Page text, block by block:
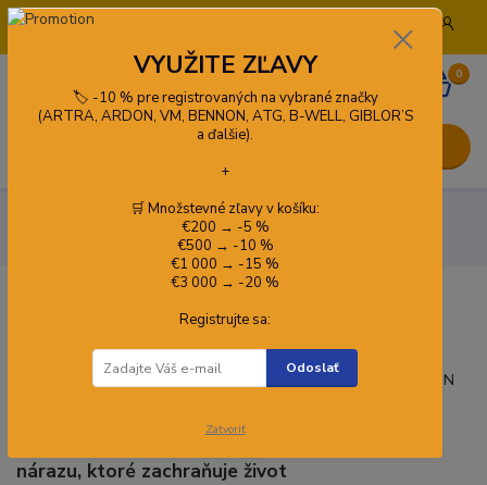
+421 908 772 919
0
Tlmiče a zachytávače pádu
Bezpečnostné Tlmiče pádu
nárazu, ktoré zachraňuje život
VYUŽITE ZĽAVY
🏷️ -10 % pre registrovaných na vybrané značky
(ARTRA, ARDON, VM, BENNON, ATG, B-WELL, GIBLOR’S
a ďalšie).
+
🛒 Množstevné zľavy v košíku:
€200 → -5 %
€500 → -10 %
€1 000 → -15 %
€3 000 → -20 %
Registrujte sa:
Odoslať
Zatvoriť